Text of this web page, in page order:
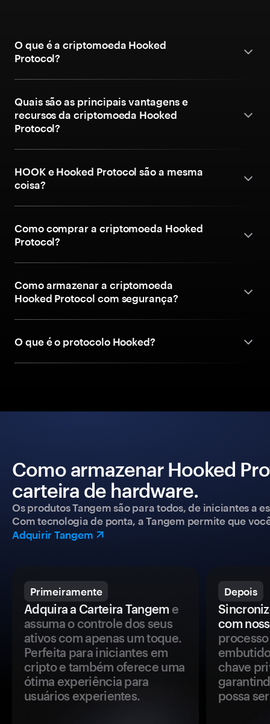
O que é a criptomoeda Hooked
Protocol?
Quais são as principais vantagens e
recursos da criptomoeda Hooked
Protocol?
HOOK e Hooked Protocol são a mesma
coisa?
Como comprar a criptomoeda Hooked
Protocol?
Como armazenar a criptomoeda
Hooked Protocol com segurança?
O que é o protocolo Hooked?
Como armazenar Hooked
carteira de hardware.
Os produtos Tangem são para todos, de iniciantes a
Com tecnologia de ponta, a Tangem permite que
Adquirir Tangem
Primeiramente
Adquira a Carteira Tangem e
assuma o controle dos seus
ativos com apenas um toque.
Perfeita para iniciantes em
cripto e também oferece uma
ótima experiência para
usuários experientes.
Depois
com
chave
possa